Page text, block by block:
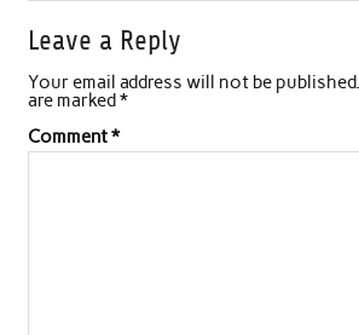
Leave a Reply
Your email address will not be published.
are marked*
Comment*